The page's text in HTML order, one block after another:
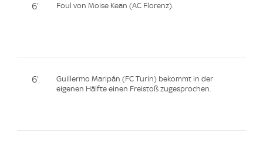
6' Foul von Moise Kean (AC Florenz).
6'
Guillermo Maripán (FC Turin) bekommt in der
eigenen Hälfte einen Freistoß zugesprochen.